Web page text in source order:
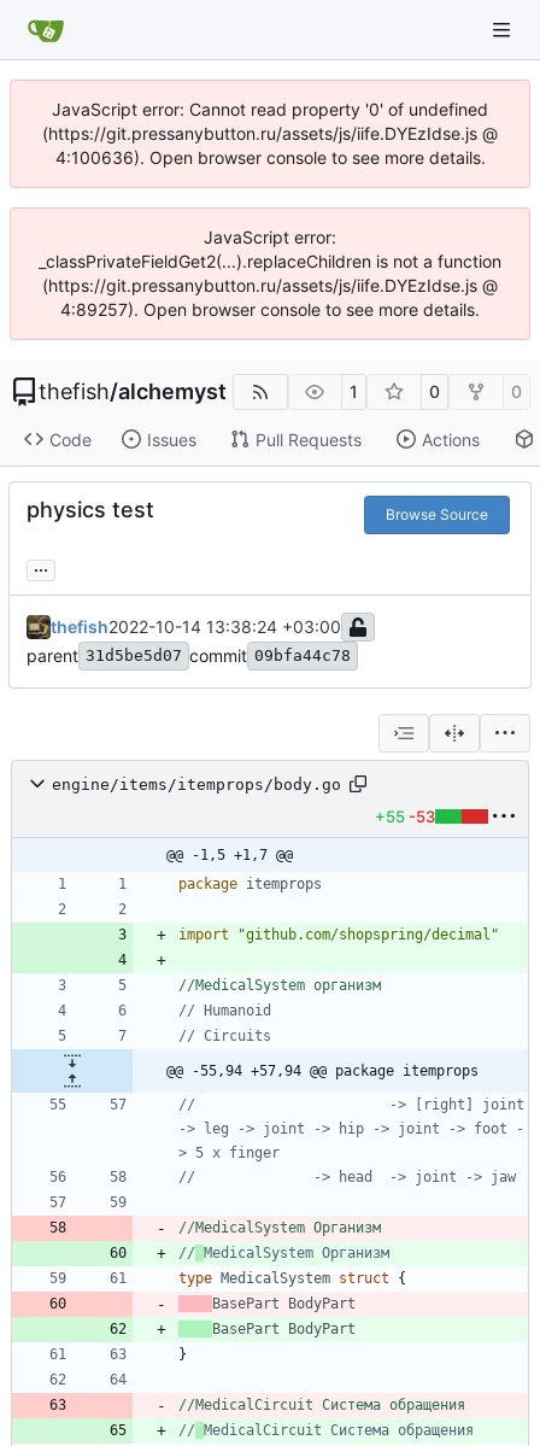
JavaScript error: Cannot read property '0' of undefined
(https://git.pressanybutton.ru/assets/js/iife.DYEzIdse.js @
4:100636). Open browser console to see more details.
JavaScript error:
_classPrivateFieldGet2(...).replaceChildren is not a function
(https://git.pressanybutton.ru/assets/js/iife.DYEzIdse.js @
4:89257). Open browser console to see more details.
thefish/alchemyst 1 0 0
Code Issues Pull Requests Actions
physics test Browse Source
...
thefish2022-10-14 13:38:24 +03:00
parent 31d5be5d07 commit 09bfa44c78
engine/items/itemprops/body.go
+55 -53
@@ -1,5 +1,7 @@
package itemprops
import "github.com/shopspring/decimal"
//MedicalSystem организм
// Humanoid
// Circuits
@@ -55,94 +57,94 @@ package itemprops
//                       -> [right] joint
-> leg -> joint -> hip -> joint -> foot -
> 5 x finger
//              -> head  -> joint -> jaw
//MedicalSystem Организм
//
MedicalSystem Организм
type MedicalSystem struct
{
BasePart
BodyPart
BasePart
BodyPart
}
//MedicalCircuit Система обращения
//
MedicalCircuit Система обращения